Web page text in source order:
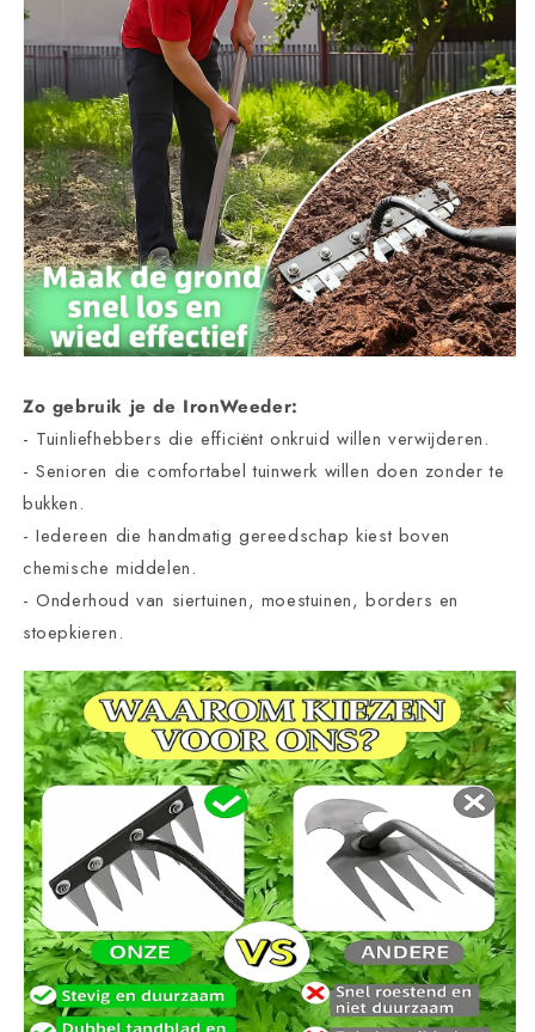
Zo gebruik je de IronWeeder:
- Tuinliefhebbers die efficiënt onkruid willen verwijderen.
- Senioren die comfortabel tuinwerk willen doen zonder te
bukken.
- Iedereen die handmatig gereedschap kiest boven
chemische middelen.
- Onderhoud van siertuinen, moestuinen, borders en
stoepkieren.